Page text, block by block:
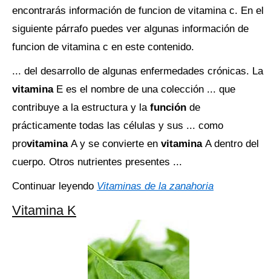
encontrarás información de funcion de vitamina c. En el
siguiente párrafo puedes ver algunas información de
funcion de vitamina c en este contenido.
... del desarrollo de algunas enfermedades crónicas. La
vitamina E es el nombre de una colección ... que
contribuye a la estructura y la función de
prácticamente todas las células y sus ... como
provitamina A y se convierte en vitamina A dentro del
cuerpo. Otros nutrientes presentes ...
Continuar leyendo Vitaminas de la zanahoria
Vitamina K